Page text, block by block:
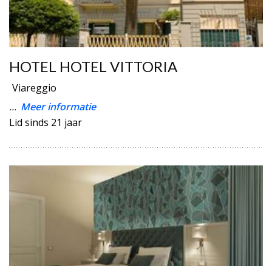
HOTEL HOTEL VITTORIA
Viareggio
... Meer informatie
Lid sinds 21 jaar